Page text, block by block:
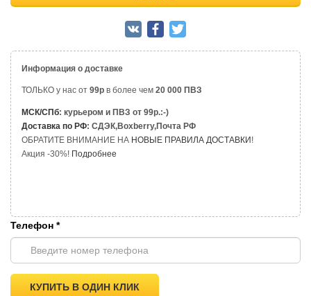
Информация о доставке
ТОЛЬКО у нас от 99р в более чем 20 000 ПВЗ
МСК/СПб: курьером и ПВЗ от 99р.:-)
Доставка по РФ: СДЭК,Boxberry,Почта РФ
ОБРАТИТЕ ВНИМАНИЕ НА НОВЫЕ ПРАВИЛА ДОСТАВКИ!
Акция -30%! Подробнее
Телефон *
КУПИТЬ В ОДИН КЛИК